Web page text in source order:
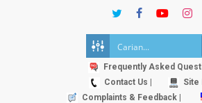
twitterfacebookyoutube
Frequently Asked
Contact Us |
Site
Complaints & Feedback |